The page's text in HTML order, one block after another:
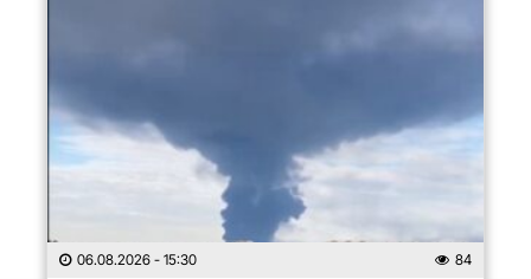
06.08.2026 - 15:30 84